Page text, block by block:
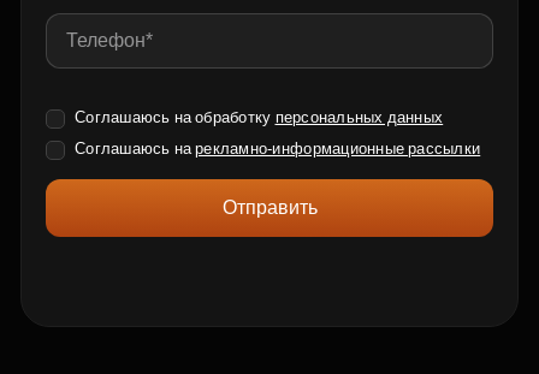
Соглашаюсь на обработку персональных данных
Соглашаюсь нарекламно-информационные рассылки
Отправить